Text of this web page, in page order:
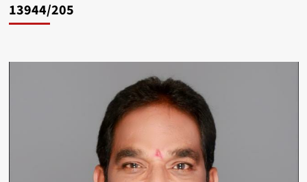
13944/205